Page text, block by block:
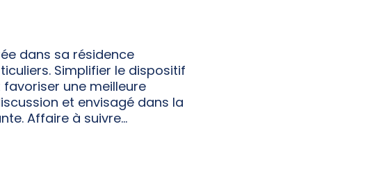
dans sa résidence
Simplifier le dispositif
une meilleure
et envisagé dans la
Affaire à suivre…